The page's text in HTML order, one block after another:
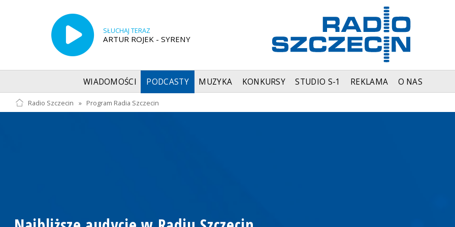
SŁUCHAJ TERAZ
ARTUR ROJEK - SYRENY
WIADOMOŚCI PODCASTY MUZYKA KONKURSY STUDIO S-1 REKLAMA O NAS
Radio Szczecin » Program Radia Szczecin